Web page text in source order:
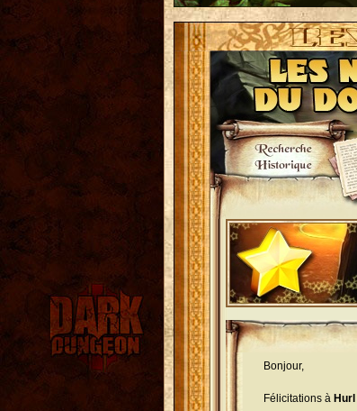
Bonjour,
Félicitations à Hurl